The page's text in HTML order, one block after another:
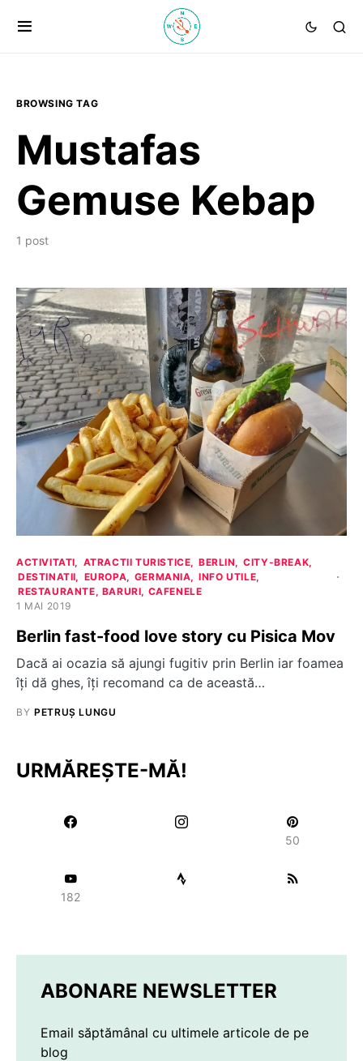
BROWSING TAG
Mustafas
Gemuse Kebap
1 post
ACTIVITATI ATRACTII TURISTICE BERLIN
CITY-BREAK
DESTINATII
EUROPA GERMANIA
INFO UTILE
RESTAURANTE, BARURI, CAFENELE
1 MAI 2019
Berlin fast-food love story cu Pisica Mov
Dacă ai ocazia să ajungi fugitiv prin Berlin iar foamea
îți dă ghes, îți recomand ca de această…
BY PETRUȘ LUNGU
URMĂREȘTE-MĂ!
50
182
ABONARE NEWSLETTER
Email săptămânal cu ultimele articole de pe
blog